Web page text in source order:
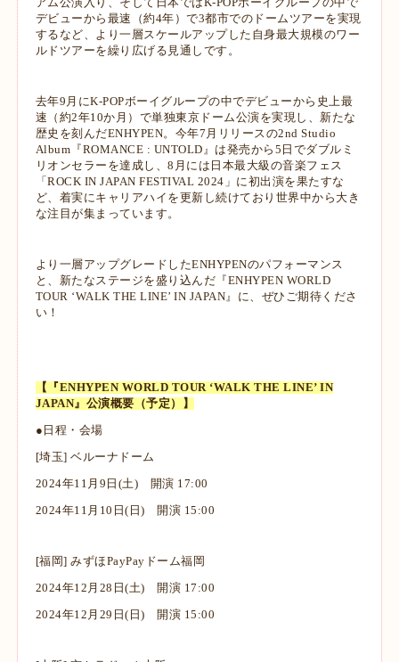
デビューから最速（約4年）で3都市でのドームツアーを実現
するなど、より一層スケールアップした自身最大規模のワー
ルドツアーを繰り広げる見通しです。
去年9月にK-POPボーイグループの中でデビューから史上最
速（約2年10か月）で単独東京ドーム公演を実現し、新たな
歴史を刻んだENHYPEN。今年7月リリースの2nd Studio
Album『ROMANCE : UNTOLD』は発売から5日でダブルミ
リオンセラーを達成し、8月には日本最大級の音楽フェス
「ROCK IN JAPAN FESTIVAL 2024」に初出演を果たすな
ど、着実にキャリアハイを更新し続けており世界中から大き
な注目が集まっています。
より一層アップグレードしたENHYPENのパフォーマンス
と、新たなステージを盛り込んだ『ENHYPEN WORLD
TOUR ‘WALK THE LINE’ IN JAPAN』に、ぜひご期待くださ
い！
【『ENHYPEN WORLD TOUR ‘WALK THE LINE’ IN
JAPAN』公演概要（予定）】
●日程・会場
[埼玉] ベルーナドーム
2024年11月9日(土) 開演 17:00
2024年11月10日(日) 開演 15:00
[福岡] みずほPayPayドーム福岡
2024年12月28日(土) 開演 17:00
2024年12月29日(日) 開演 15:00